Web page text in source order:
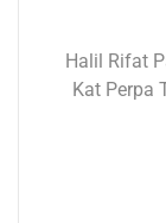
Halil Rifat
Kat Perpa